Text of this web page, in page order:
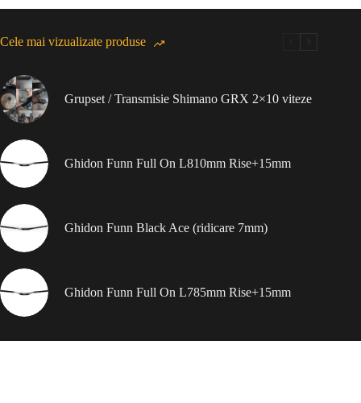
Cele mai vizualizate produse
Grupset / Transmisie Shimano GRX 2×10 viteze
Ghidon Funn Full On L810mm Rise+15mm
Ghidon Funn Black Ace (ridicare 7mm)
Ghidon Funn Full On L785mm Rise+15mm